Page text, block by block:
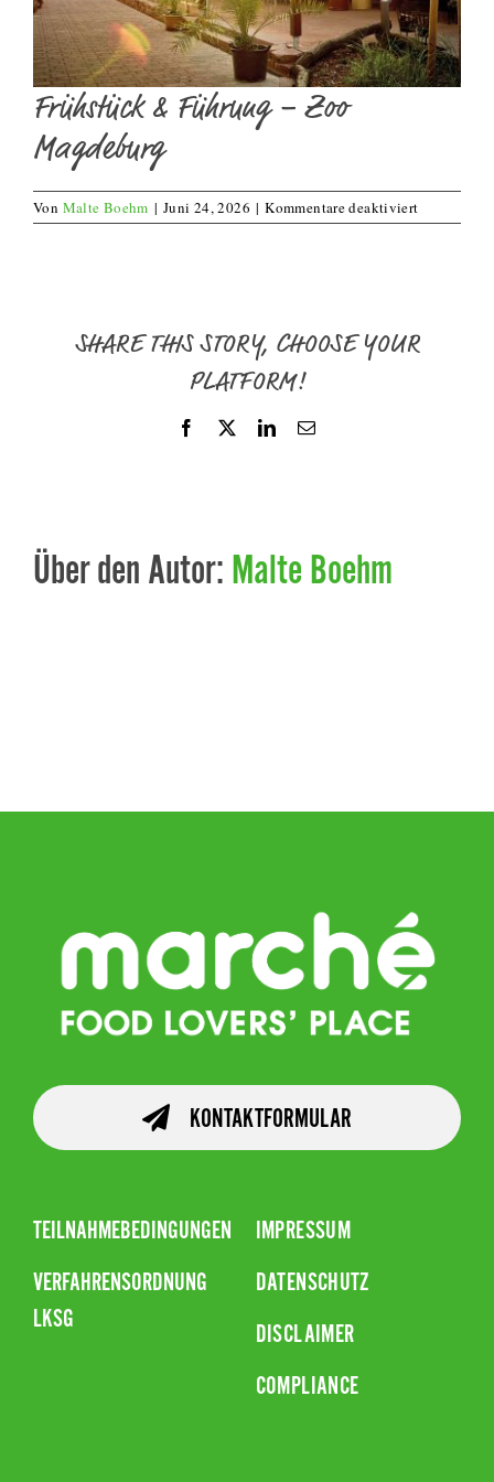
Frühstück & Führung – Zoo
Magdeburg
Von Malte Boehm | Juni 24, 2026 | Kommentare deaktiviertfür
Frühstück
SHARE THIS STORY, CHOOSE YOUR
PLATFORM!
Facebook LinkedIn
E-
Über den Autor: Malte Boehm
KONTAKTFORMULAR
TEILNAHMEBEDINGUNGEN
VERFAHRENSORDNUNG
LKSG
IMPRESSUM
DATENSCHUTZ
DISCLAIMER
COMPLIANCE